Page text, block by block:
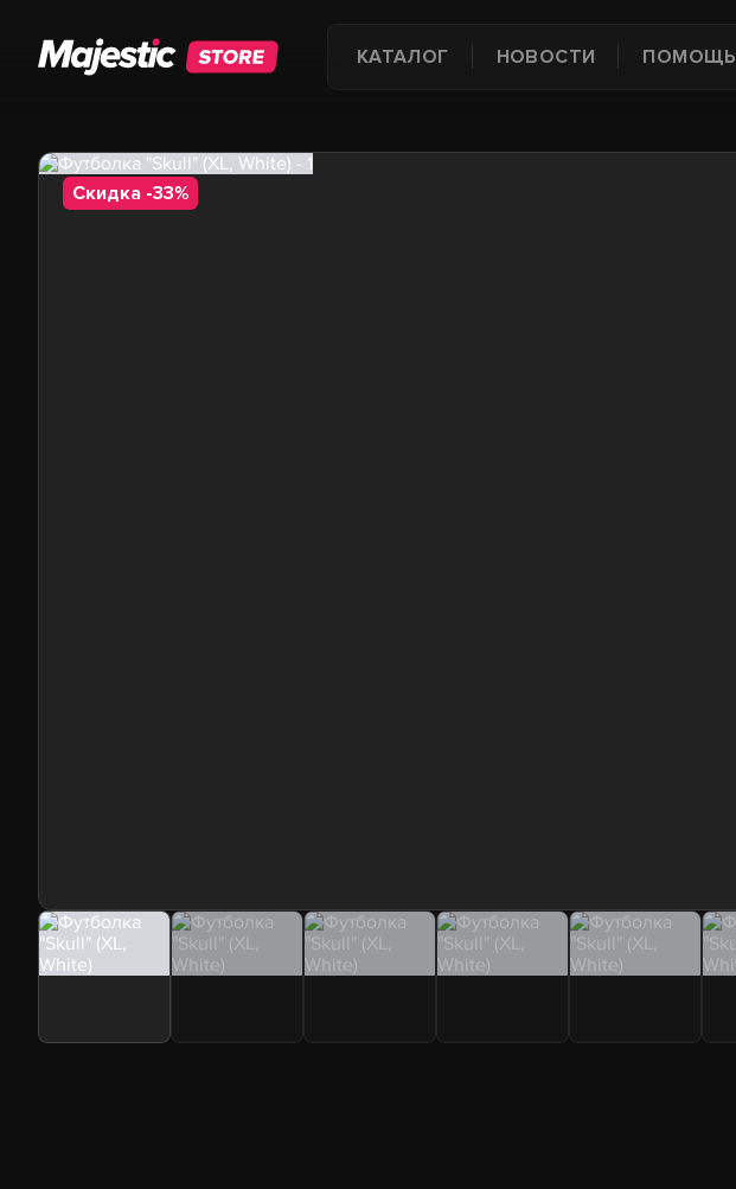
КАТАЛОГ НОВОСТИ ПОМОЩЬ
Скидка -33%